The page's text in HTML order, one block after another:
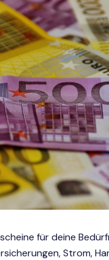
für deine
Strom,